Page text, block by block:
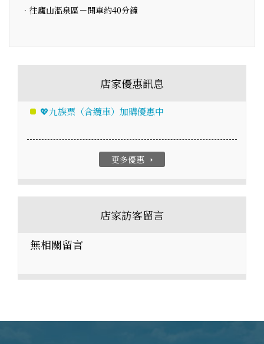
．往廬山溫泉區－開車約40分鐘
店家優惠訊息
💖九族票（含纜車）加購優惠中
更多優惠 arrow_right
店家訪客留言
無相關留言